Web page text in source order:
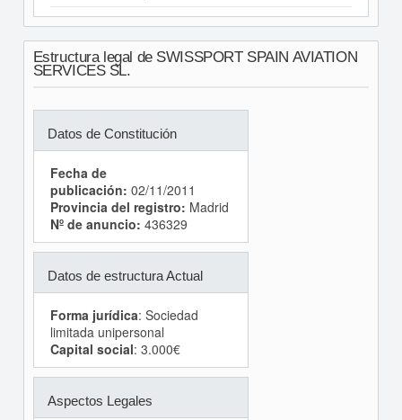
Estructura legal de SWISSPORT SPAIN AVIATION
SERVICES SL.
Datos de Constitución
Fecha de
publicación: 02/11/2011
Provincia del registro: Madrid
Nº de anuncio: 436329
Datos de estructura Actual
Forma jurídica: Sociedad
limitada unipersonal
Capital social: 3.000€
Aspectos Legales